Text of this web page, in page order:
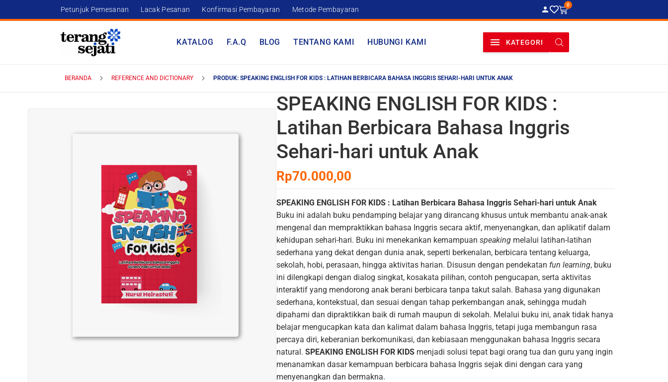
Petunjuk Pemesanan Lacak Pesanan Konfirmasi Pembayaran Metode Pembayaran
0
KATALOG F.A.Q BLOG TENTANG KAMI HUBUNGI KAMI KATEGORI
BERANDA REFERENCE AND DICTIONARY PRODUK: SPEAKING ENGLISH FOR KIDS : LATIHAN BERBICARA BAHASA INGGRIS SEHARI-HARI UNTUK ANAK
SPEAKING ENGLISH FOR KIDS :
Latihan Berbicara Bahasa Inggris
Sehari-hari untuk Anak
Rp70.000,00
SPEAKING ENGLISH FOR KIDS : Latihan Berbicara Bahasa Inggris Sehari-hari untuk Anak
Buku ini adalah buku pendamping belajar yang dirancang khusus untuk membantu anak-anak
mengenal dan mempraktikkan bahasa Inggris secara aktif, menyenangkan, dan aplikatif dalam
kehidupan sehari-hari. Buku ini menekankan kemampuan speaking melalui latihan-latihan
sederhana yang dekat dengan dunia anak, seperti berkenalan, berbicara tentang keluarga,
sekolah, hobi, perasaan, hingga aktivitas harian. Disusun dengan pendekatan fun learning, buku
ini dilengkapi dengan dialog singkat, kosakata pilihan, contoh pengucapan, serta aktivitas
interaktif yang mendorong anak berani berbicara tanpa takut salah. Bahasa yang digunakan
sederhana, kontekstual, dan sesuai dengan tahap perkembangan anak, sehingga mudah
dipahami dan dipraktikkan baik di rumah maupun di sekolah. Melalui buku ini, anak tidak hanya
belajar mengucapkan kata dan kalimat dalam bahasa Inggris, tetapi juga membangun rasa
percaya diri, keberanian berkomunikasi, dan kebiasaan menggunakan bahasa Inggris secara
natural. SPEAKING ENGLISH FOR KIDS menjadi solusi tepat bagi orang tua dan guru yang ingin
menanamkan dasar kemampuan berbicara bahasa Inggris sejak dini dengan cara yang
menyenangkan dan bermakna.